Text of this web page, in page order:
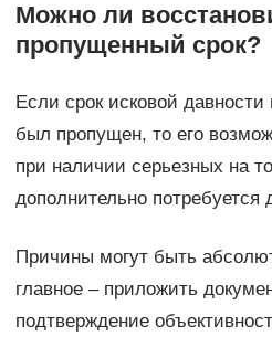
Можно ли
пропущенный срок?
Если срок исковой
был пропущен, то его
при наличии серьезных на
дополнительно потребуется
Причины могут быть
главное – приложить
подтверждение